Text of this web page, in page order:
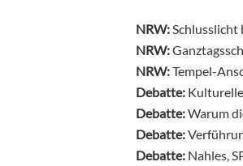
NRW: Schlusslicht
NRW:
NRW:Tempel-
Debatte:
Debatte:Warum
Debatte:
Debatte: Nahles,